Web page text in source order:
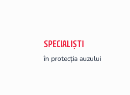
SPECIALIȘTI
în protecția auzului